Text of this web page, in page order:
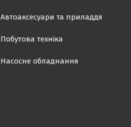
Автоаксесуари та приладдя
Побутова техніка
Насосне обладнання